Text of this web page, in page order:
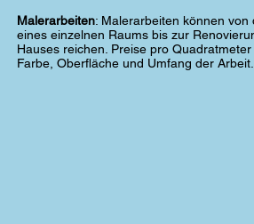
Malerarbeiten: Malerarbeiten können von
eines einzelnen Raums bis zur
Hauses reichen. Preise pro
Farbe, Oberfläche und Umfang der Arbeit.